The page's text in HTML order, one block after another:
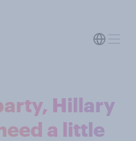
Hillary
a little